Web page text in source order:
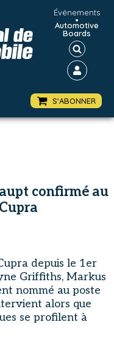
Événements
•
Automotive
Boards
S'ABONNER
confirmé au
depuis le 1er
Griffiths, Markus
nommé au poste
alors que
se profilent à